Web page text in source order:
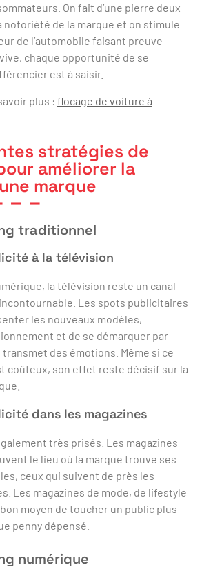
On fait d’une pierre deux
notoriété de la marque et on stimule
de l’automobile faisant preuve
chaque opportunité de se
est à saisir.
plus : flocage de voiture à
stratégies de
améliorer la
marque
traditionnel
à la télévision
la télévision reste un canal
Les spots publicitaires
les nouveaux modèles,
et de se démarquer par
des émotions. Même si ce
coûteux, son effet reste décisif sur la
dans les magazines
très prisés. Les magazines
le lieu où la marque trouve ses
ceux qui suivent de près les
Les magazines de mode, de lifestyle
moyen de toucher un public plus
penny dépensé.
numérique